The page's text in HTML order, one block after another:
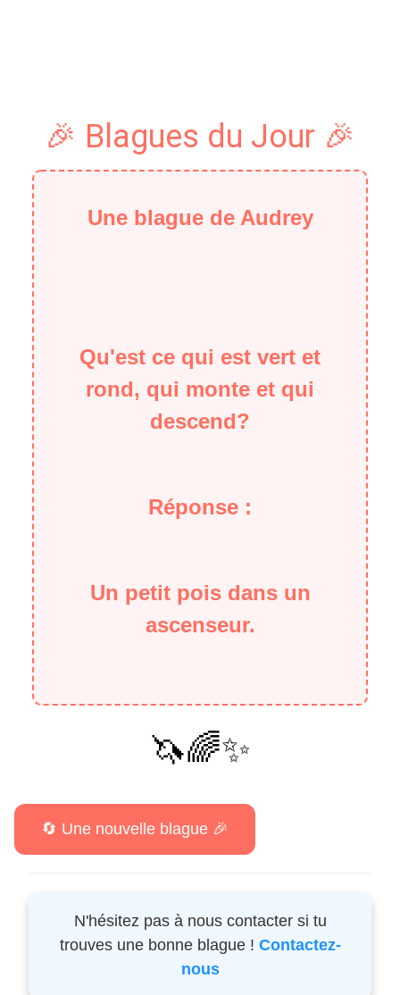
🎉 Blagues du Jour 🎉
Une blague de Audrey
Qu'est ce qui est vert et
rond, qui monte et qui
descend?
Réponse :
Un petit pois dans un
ascenseur.
🦄🌈✨
N'hésitez pas à nous contacter si tu
trouves une bonne blague ! Contactez-
nous